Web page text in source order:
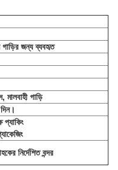
গাড়ির জন্য ব্যবহৃত
মালবাহী গাড়ি
প্যাকিং
নির্দেশিত বন্দর